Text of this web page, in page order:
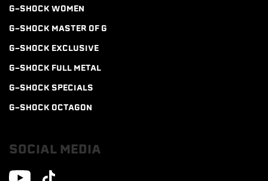
G-SHOCK WOMEN
G-SHOCK MASTER OF G
G-SHOCK EXCLUSIVE
G-SHOCK FULL METAL
G-SHOCK SPECIALS
G-SHOCK OCTAGON
SOCIAL MEDIA